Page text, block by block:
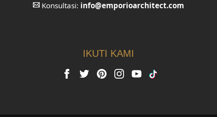
Konsultasi: info@emporioarchitect.com
IKUTI KAMI